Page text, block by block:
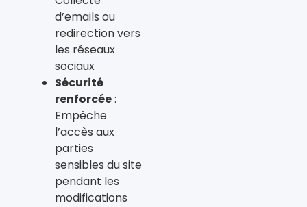
d’emails ou
redirection vers
les réseaux
sociaux
Sécurité
renforcée:
Empêche
l’accès aux
parties
sensibles du site
pendant les
modifications